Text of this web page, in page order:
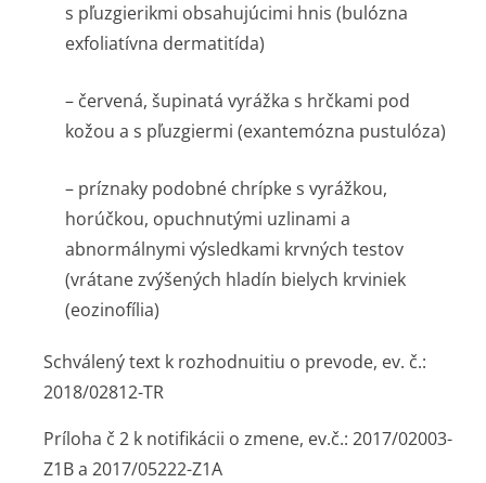
s pľuzgierikmi obsahujúcimi hnis (bulózna
exfoliatívna dermatitída)
– červená, šupinatá vyrážka s hrčkami pod
kožou a s pľuzgiermi (exantemózna pustulóza)
– príznaky podobné chrípke s vyrážkou,
horúčkou, opuchnutými uzlinami a
abnormálnymi výsledkami krvných testov
(vrátane zvýšených hladín bielych krviniek
(eozinofília)
Schválený text k rozhodnuitiu o prevode, ev. č.:
2018/02812-TR
Príloha č 2 k notifikácii o zmene, ev.č.: 2017/02003-
Z1B a 2017/05222-Z1A